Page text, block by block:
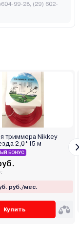
99-28, (29) 602-
триммера Nikkey
2,0*15 м
БОНУС
руб./мес.
Купить